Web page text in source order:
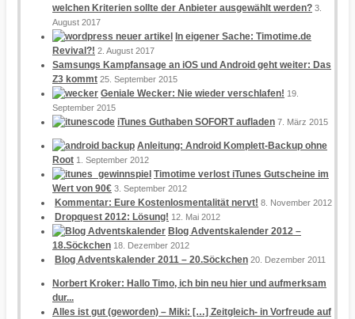
welchen Kriterien sollte der Anbieter ausgewählt werden? 3.
August 2017
In eigener Sache: Timotime.de
Revival?! 2. August 2017
Samsungs Kampfansage an iOS und Android geht weiter: Das
Z3 kommt 25. September 2015
Geniale Wecker: Nie wieder verschlafen! 19.
September 2015
iTunes Guthaben SOFORT aufladen 7. März 2015
Anleitung: Android Komplett-Backup ohne
Root 1. September 2012
Timotime verlost iTunes Gutscheine im
Wert von 90€ 3. September 2012
Kommentar: Eure Kostenlosmentalität nervt! 8. November 2012
Dropquest 2012: Lösung! 12. Mai 2012
Blog Adventskalender 2012 –
18.Söckchen 18. Dezember 2012
Blog Adventskalender 2011 – 20.Söckchen 20. Dezember 2011
Norbert Kroker: Hallo Timo, ich bin neu hier und aufmerksam
dur...
Alles ist gut (geworden) – Miki: […] Zeitgleich- in Vorfreude auf